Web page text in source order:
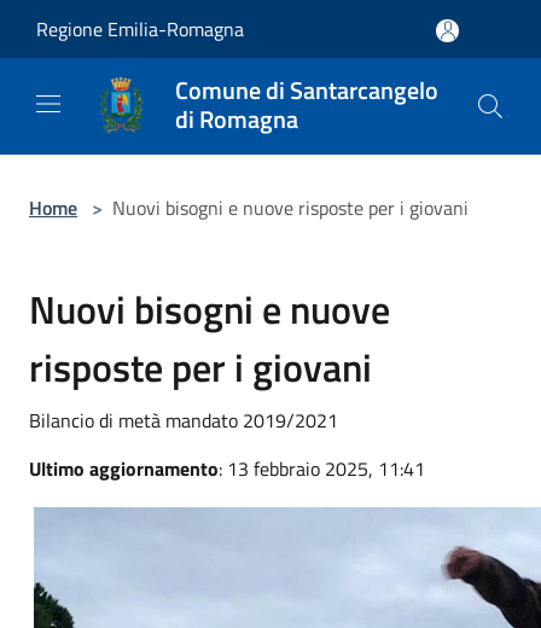
Regione Emilia-Romagna
Comune di Santarcangelo
di Romagna
Home > Nuovi bisogni e nuove risposte per i giovani
Nuovi bisogni e nuove
risposte per i giovani
Bilancio di metà mandato 2019/2021
Ultimo aggiornamento: 13 febbraio 2025, 11:41